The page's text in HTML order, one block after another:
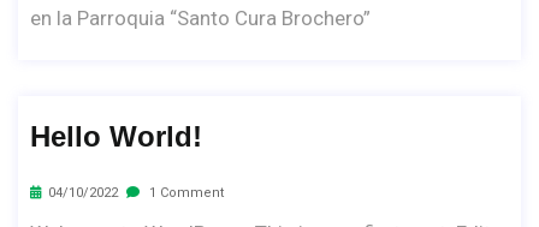
en la Parroquia “Santo Cura Brochero”
Hello World!
04/10/2022 1 Comment